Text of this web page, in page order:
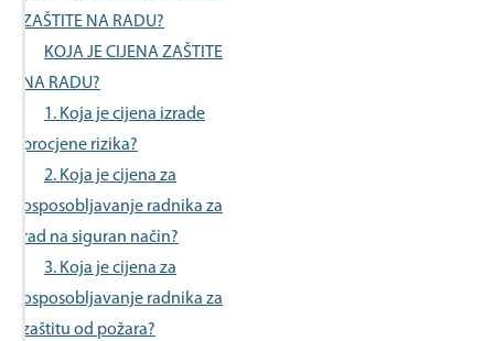
ZAŠTITE NA RADU?
KOJA JE CIJENA ZAŠTITE
NA RADU?
1. Koja je cijena izrade
procjene rizika?
2. Koja je cijena za
osposobljavanje radnika za
rad na siguran način?
3. Koja je cijena za
osposobljavanje radnika za
zaštitu od požara?